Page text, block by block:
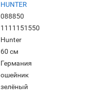
HUNTER
088850
1111151550
Hunter
60 см
Германия
ошейник
зелёный